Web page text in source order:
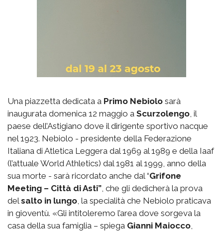
Una piazzetta dedicata a Primo Nebiolo sarà
inaugurata domenica 12 maggio a Scurzolengo , il
paese dell’Astigiano dove il dirigente sportivo nacque
nel 1923. Nebiolo - presidente della Federazione
Italiana di Atletica Leggera dal 1969 al 1989 e della Iaaf
(l’attuale World Athletics) dal 1981 al 1999, anno della
sua morte - sarà ricordato anche dal “Grifone
Meeting – Città di Asti” , che gli dedicherà la prova
del salto in lungo , la specialità che Nebiolo praticava
in gioventù. «Gli intitoleremo l’area dove sorgeva la
casa della sua famiglia – spiega Gianni Maiocco